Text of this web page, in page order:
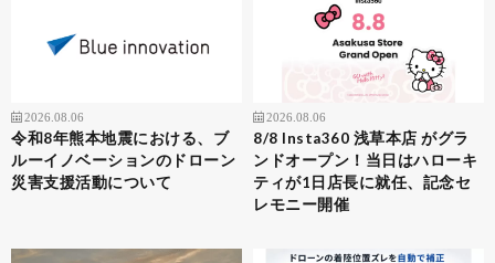
2026.08.06
令和8年熊本地震における、ブ
ルーイノベーションのドローン
災害支援活動について
2026.08.06
8/8 Insta360 浅草本店 がグラ
ンドオープン！当日はハローキ
ティが1日店長に就任、記念セ
レモニー開催